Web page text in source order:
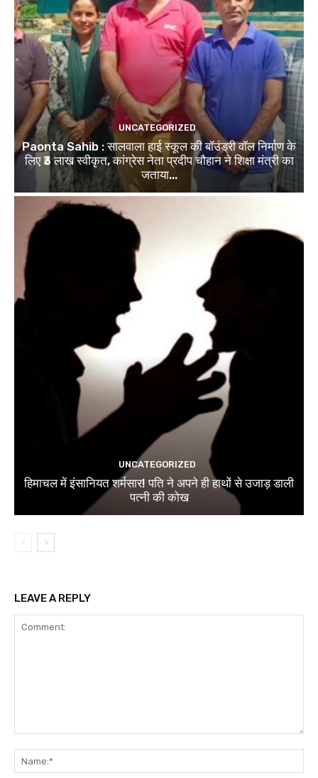
UNCATEGORIZED
Paonta Sahib : सालवाला हाई स्कूल की बॉउंड्री वॉल निर्माण के
लिए ₹3 लाख स्वीकृत, कांग्रेस नेता प्रदीप चौहान ने शिक्षा मंत्री का
जताया...
UNCATEGORIZED
हिमाचल में इंसानियत शर्मसार! पति ने अपने ही हाथों से उजाड़ डाली
पत्नी की कोख
LEAVE A REPLY